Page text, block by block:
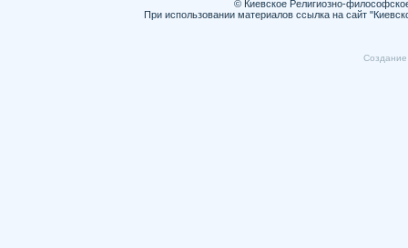
© Киевское Религиозно-
При использовании материалов ссылка на сайт